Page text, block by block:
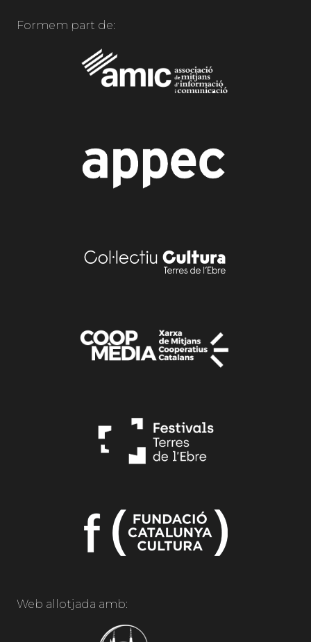
Formem part de:
Web allotjada amb: